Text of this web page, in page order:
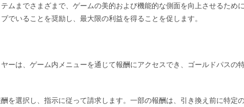
ムまでさまざまで、ゲームの美的および機能的な側面を向上させるために
いることを奨励し、最大限の利益を得ることを促します。
ーは、ゲーム内メニューを通じて報酬にアクセスでき、ゴールドパスの
を選択し、指示に従って請求します。一部の報酬は、引き換え前に特定